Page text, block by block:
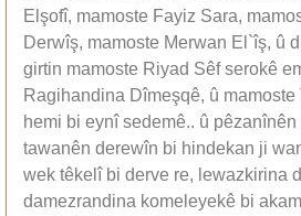
Elşofî, mamoste Fayiz Sara,
Derwîş, mamoste Merwan El`îş, û
girtin mamoste Riyad Sêf serokê
Ragihandina Dîmeşqê, û mamoste
hemi bi eynî sedemê.. û
tawanên derewîn bi hindekan ji
wek têkelî bi derve re, lewazkirina
damezrandina komeleyekê bi